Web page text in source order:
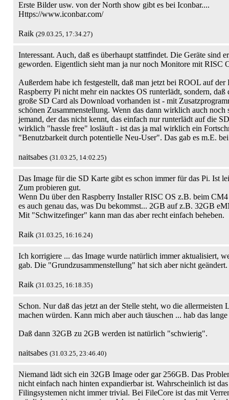
Erste Bilder usw. von der North show gibt es bei Iconbar....
Https://www.iconbar.com/
Raik (29.03.25, 17:34.27)
Interessant. Auch, daß es überhaupt stattfindet. Die Geräte sind
geworden. Eigentlich sieht man ja nur noch Monitore mit RISC
Außerdem habe ich festgestellt, daß man jetzt bei ROOL auf
Raspberry Pi nicht mehr ein nacktes OS runterlädt, sondern,
große SD Card als Download vorhanden ist - mit
schönen Zusammenstellung. Wenn das dann wirklich auch
jemand, der das nicht kennt, das einfach nur runterlädt auf die
wirklich "hassle free" losläuft - ist das ja mal wirklich ein
"Benutzbarkeit durch potentielle Neu-User". Das gab es m.E.
naitsabes (31.03.25, 14:02.25)
Das Image für die SD Karte gibt es schon immer für das Pi. Ist
Zum probieren gut.
Wenn Du über den Raspberry Installer RISC OS z.B. beim
es auch genau das, was Du bekommst... 2GB auf z.B. 32GB
Mit "Schwitzefinger" kann man das aber recht einfach beheben.
Raik (31.03.25, 16:16.24)
Ich korrigiere ... das Image wurde natürlich immer aktualisiert,
gab. Die "Grundzusammenstellung" hat sich aber nicht geändert.
Raik (31.03.25, 16:18.35)
Schon. Nur daß das jetzt an der Stelle steht, wo die allermeisten
machen würden. Kann mich aber auch täuschen ... hab das
Daß dann 32GB zu 2GB werden ist natürlich "schwierig".
naitsabes (31.03.25, 23:46.40)
Niemand lädt sich ein 32GB Image oder gar 256GB. Das
nicht einfach nach hinten expandierbar ist. Wahrscheinlich ist
Filingsystemen nicht immer trivial. Bei FileCore ist das mit